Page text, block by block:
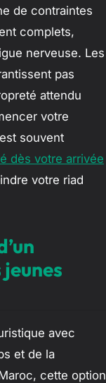
de contraintes
complets,
nerveuse. Les
pas
attendu
votre
souvent
dès votre arrivée
votre riad
avec
et de la
cette option